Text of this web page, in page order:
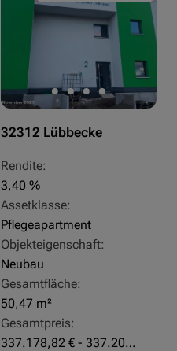
32312 Lübbecke
Rendite:
3,40 %
Assetklasse:
Pflegeapartment
Objekteigenschaft:
Neubau
Gesamtfläche:
50,47 m²
Gesamtpreis:
337.178,82 € - 337.207,06 €